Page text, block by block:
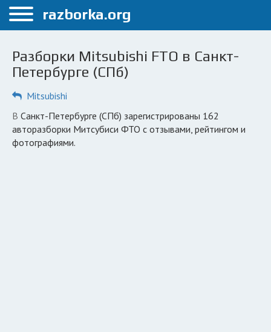
Меню
Санкт-Петербург
Автосервисы
Разборки Mitsubishi FTO в Санкт-
Петербурге (СПб)
Mitsubishi
в Санкт-Петербурге (СПб) зарегистрированы 162
авторазборки Митсубиси ФТО с отзывами, рейтингом и
фотографиями.
razborka.org